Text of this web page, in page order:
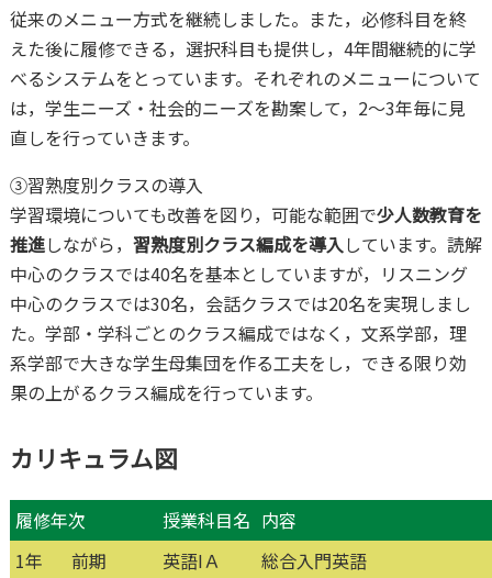
従来のメニュー方式を継続しました。また，必修科目を終
えた後に履修できる，選択科目も提供し，4年間継続的に学
べるシステムをとっています。それぞれのメニューについて
は，学生ニーズ・社会的ニーズを勘案して，2～3年毎に見
直しを行っていきます。
③習熟度別クラスの導入
学習環境についても改善を図り，可能な範囲で少人数教育を
推進しながら， 習熟度別クラス編成を導入しています。読解
中心のクラスでは40名を基本としていますが，リスニング
中心のクラスでは30名，会話クラスでは20名を実現しまし
た。学部・学科ごとのクラス編成ではなく，文系学部，理
系学部で大きな学生母集団を作る工夫をし，できる限り効
果の上がるクラス編成を行っています。
カリキュラム図
履修年次 授業科目名 内容
1年
前期 英語ⅠＡ
総合入門英語